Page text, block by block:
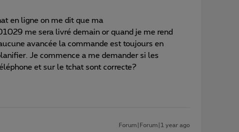
en ligne on me dit que ma
me sera livré demain or quand je me rend
avancée la commande est toujours en
Je commence a me demander si les
et sur le tchat sont correcte?
Forum|Forum|1 year ago